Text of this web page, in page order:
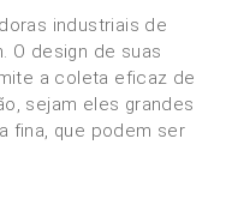
industriais de
O design de suas
a coleta eficaz de
sejam eles grandes
fina, que podem ser